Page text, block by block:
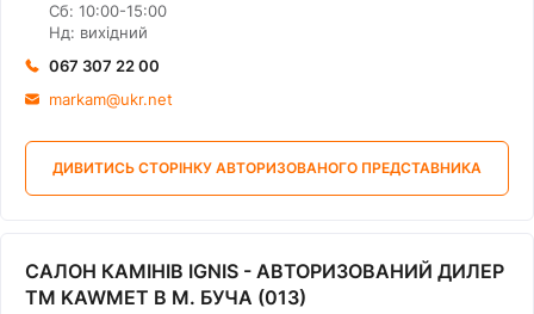
Сб: 10:00-15:00
Нд: вихідний
067 307 22 00
markam@ukr.net
ДИВИТИСЬ СТОРІНКУ АВТОРИЗОВАНОГО ПРЕДСТАВНИКА
САЛОН КАМІНІВ IGNIS - АВТОРИЗОВАНИЙ ДИЛЕР
ТМ KAWMET В М. БУЧА (013)